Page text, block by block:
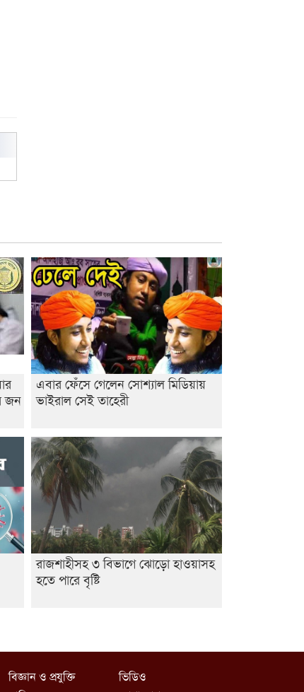
জন
এবার ফেঁসে গেলেন সোশ্যাল মিডিয়ায়
ভাইরাল সেই তাহেরী
রাজশাহীসহ ৩ বিভাগে ঝোড়ো হাওয়াসহ
হতে পারে বৃষ্টি
বিজ্ঞান ও প্রযুক্তি
ভিডিও